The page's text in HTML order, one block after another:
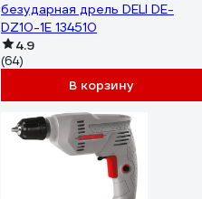
безударная дрель DELI DE-
DZ10-1E 134510
4.9
(64)
В корзину